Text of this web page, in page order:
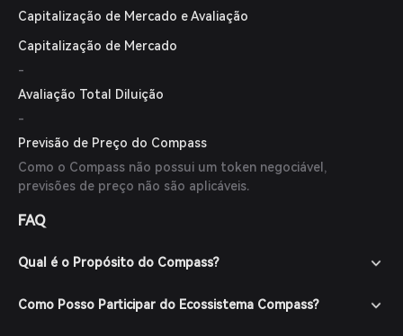
Capitalização de Mercado e Avaliação
Capitalização de Mercado
-
Avaliação Total Diluição
-
Previsão de Preço do Compass
Como o Compass não possui um token negociável,
previsões de preço não são aplicáveis.
FAQ
Qual é o Propósito do Compass?
Como Posso Participar do Ecossistema Compass?